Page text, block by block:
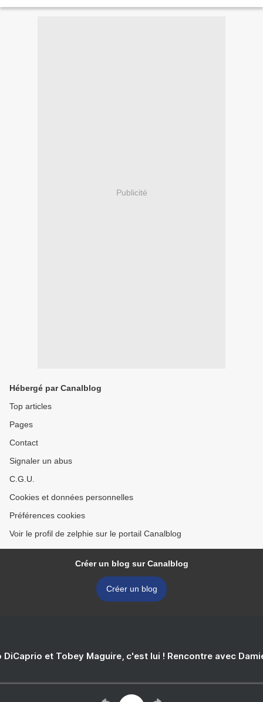
Publicité
Hébergé par Canalblog
Top articles
Pages
Contact
Signaler un abus
C.G.U.
Cookies et données personnelles
Préférences cookies
Voir le profil de zelphie sur le portail Canalblog
Créer un blog sur Canalblog
Créer un blog
DiCaprio et Tobey Maguire, c'est lui ! Rencontre avec